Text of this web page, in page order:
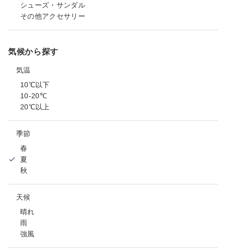
シューズ・サンダル
その他アクセサリー
気候から探す
気温
10℃以下
10-20℃
20℃以上
季節
春
夏
秋
天候
晴れ
雨
強風